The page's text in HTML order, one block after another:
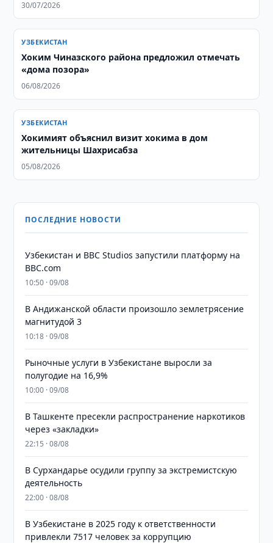
30/07/2026
УЗБЕКИСТАН
Хоким Чиназского района предложил отмечать
«дома позора»
06/08/2026
УЗБЕКИСТАН
Хокимият объяснил визит хокима в дом
жительницы Шахрисабза
05/08/2026
ПОСЛЕДНИЕ НОВОСТИ
Узбекистан и BBC Studios запустили платформу на
BBC.com
10:50 · 09/08
В Андижанской области произошло землетрясение
магнитудой 3
10:18 · 09/08
Рыночные услуги в Узбекистане выросли за
полугодие на 16,9%
10:00 · 09/08
В Ташкенте пресекли распространение наркотиков
через «закладки»
22:15 · 08/08
В Сурхандарье осудили группу за экстремистскую
деятельность
22:00 · 08/08
В Узбекистане в 2025 году к ответственности
привлекли 7517 человек за коррупцию